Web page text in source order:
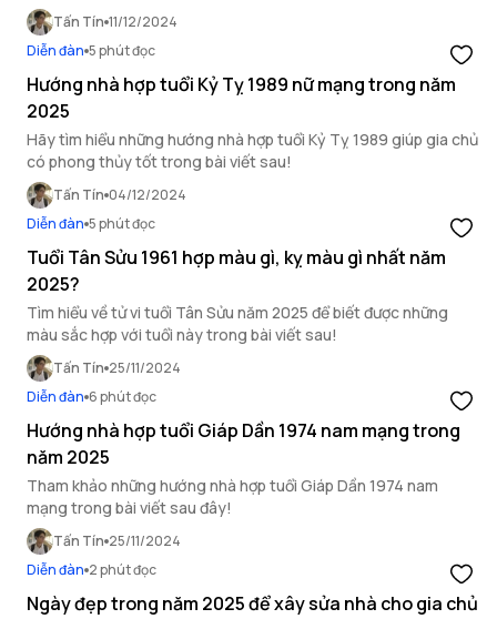
Tấn Tín 11/12/2024
Diễn đàn 5 phút đọc
Hướng nhà hợp tuổi Kỷ Tỵ 1989 nữ mạng trong năm
2025
Hãy tìm hiểu những hướng nhà hợp tuổi Kỷ Tỵ 1989 giúp gia chủ
có phong thủy tốt trong bài viết sau!
Tấn Tín 04/12/2024
Diễn đàn 5 phút đọc
Tuổi Tân Sửu 1961 hợp màu gì, kỵ màu gì nhất năm
2025?
Tìm hiểu về tử vi tuổi Tân Sửu năm 2025 để biết được những
màu sắc hợp với tuổi này trong bài viết sau!
Tấn Tín 25/11/2024
Diễn đàn 6 phút đọc
Hướng nhà hợp tuổi Giáp Dần 1974 nam mạng trong
năm 2025
Tham khảo những hướng nhà hợp tuổi Giáp Dần 1974 nam
mạng trong bài viết sau đây!
Tấn Tín 25/11/2024
Diễn đàn 2 phút đọc
Ngày đẹp trong năm 2025 để xây sửa nhà cho gia chủ